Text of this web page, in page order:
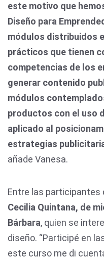
este motivo que
Diseño para
módulos distribuidos
prácticos que tienen
competencias de los
generar contenido
módulos
productos con el uso
aplicado al
estrategias
añade Vanesa.
Entre las participantes
Cecilia Quintana, de
Bárbara, quien se
diseño. “Participé en
este curso me di